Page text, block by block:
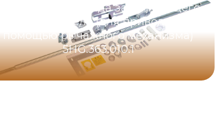
устройства привода заземляющего
выключателя (для привода с
помощью рычажного механизма)
5HG.363.010.1